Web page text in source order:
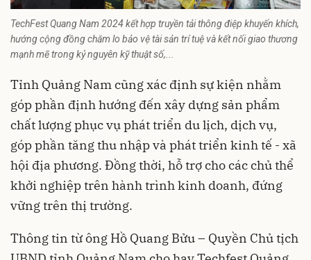
TechFest Quang Nam 2024 kết hợp truyền tải thông điệp khuyến khích,
hướng cộng đồng chăm lo bảo vệ tài sản trí tuệ và kết nối giao thương
mạnh mẽ trong kỷ nguyên kỹ thuật số,...
Tỉnh Quảng Nam cũng xác định sự kiện nhằm
góp phần định hướng đến xây dựng sản phẩm
chất lượng phục vụ phát triển du lịch, dịch vụ,
góp phần tăng thu nhập và phát triển kinh tế - xã
hội địa phương. Đồng thời, hỗ trợ cho các chủ thể
khởi nghiệp trên hành trình kinh doanh, đứng
vững trên thị trường.
Thông tin từ ông Hồ Quang Bửu – Quyền Chủ tịch